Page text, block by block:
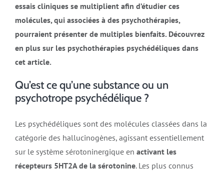
essais cliniques se multiplient afin d’étudier ces
molécules, qui associées à des psychothérapies,
pourraient présenter de multiples bienfaits. Découvrez
en plus sur les psychothérapies psychédéliques dans
cet article.
Qu’est ce qu’une substance ou un
psychotrope psychédélique ?
Les psychédéliques sont des molécules classées dans la
catégorie des hallucinogènes, agissant essentiellement
sur le système sérotoninergique en activant les
récepteurs 5HT2A de la sérotonine. Les plus connus